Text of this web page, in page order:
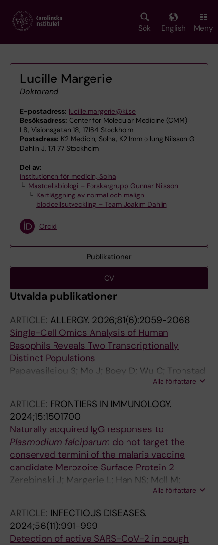
main
Sök English Meny
Lucille Margerie
Doktorand
E-postadress: lucille.margerie@ki.se
Besöksadress: Center for Molecular Medicine (CMM)
L8, Visionsgatan 18, 17164 Stockholm
Postadress: K2 Medicin, Solna, K2 Imm o lung Nilsson G
Dahlin J, 171 77 Stockholm
Del av:
Institutionen för medicin, Solna
Mastcellsbiologi – Forskargrupp Gunnar Nilsson
Kartläggning av normal och malign
blodcellsutveckling – Team Joakim Dahlin
Orcid
Publikationer
CV
Utvalda publikationer
ARTICLE: ALLERGY. 2026;81(6):2059-2068
Single-Cell Omics Analysis of Human
Basophils Reveals Two Transcriptionally
Distinct Populations
Papavasileiou S; Mo J; Boey D; Wu C; Tronstad
M; Margerie L; Olsen R-A; Bachmann JA; Low
Dahlin JS
Alla författare
ARTICLE: FRONTIERS IN IMMUNOLOGY.
2024;15:1501700
Naturally acquired IgG responses to
Plasmodium falciparum do not target the
conserved termini of the malaria vaccine
candidate Merozoite Surface Protein 2
Zerebinski J; Margerie L; Han NS; Moll M;
Ritvos M; Jahnmatz P; Ahlborg N; Ngasala B;
Faernert A; Plaza DF
Alla författare
ARTICLE: INFECTIOUS DISEASES.
2024;56(11):991-999
Detection of active SARS-CoV-2 in cough